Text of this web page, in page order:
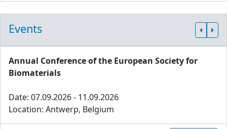
Events
Annual Conference of the European Society for
Biomaterials
Date: 07.09.2026 - 11.09.2026
Location: Antwerp, Belgium